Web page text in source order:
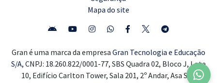
Mapa do site
Gran é uma marca da empresa Gran Tecnologia e Educação
S/A, CNPJ: 18.260.822/0001-77, SBS Quadra 02, Bloco J, Lote
10, Edifício Carlton Tower, Sala 201, 2º Andar, Asa Sul,